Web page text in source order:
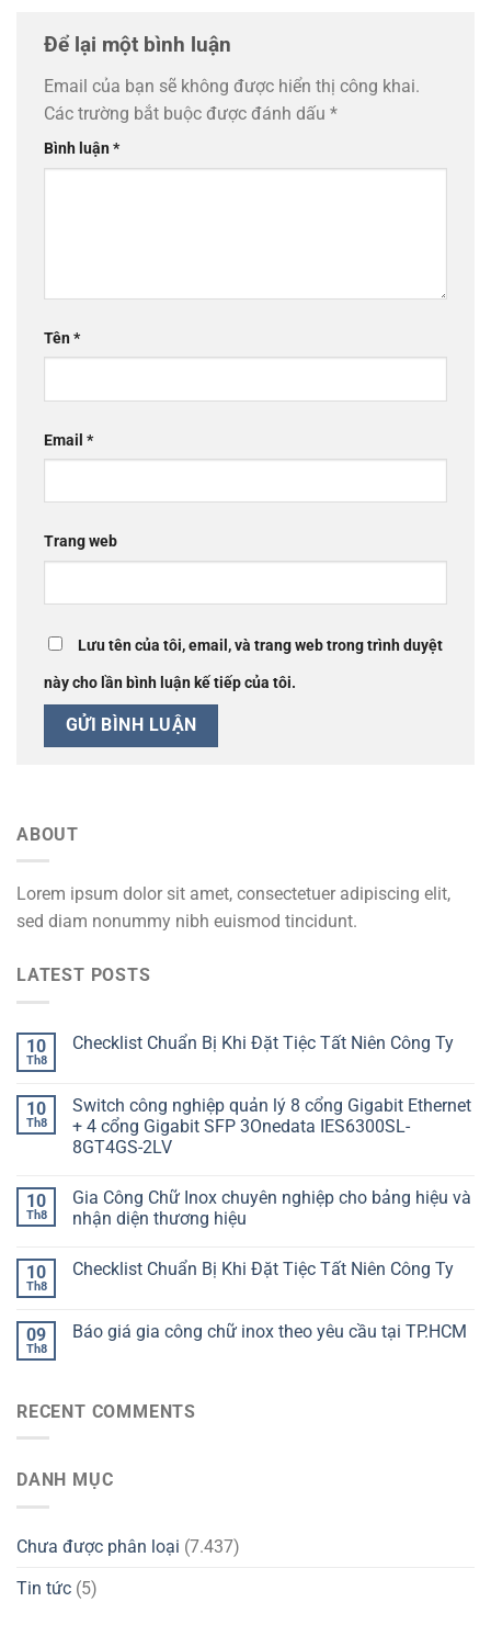
Để lại một bình luận
Email của bạn sẽ không được hiển thị công khai.
Các trường bắt buộc được đánh dấu *
Bình luận*
Tên*
Email *
Trang web
Lưu tên của tôi, email, và trang web trong trình duyệt
này cho lần bình luận kế tiếp của tôi.
ABOUT
Lorem ipsum dolor sit amet, consectetuer adipiscing elit,
sed diam nonummy nibh euismod tincidunt.
LATEST POSTS
10
Th8
Checklist Chuẩn Bị Khi Đặt Tiệc Tất Niên Công Ty
10
Th8
Switch công nghiệp quản lý 8 cổng Gigabit Ethernet
+ 4 cổng Gigabit SFP 3Onedata IES6300SL-
8GT4GS-2LV
10
Th8
Gia Công Chữ Inox chuyên nghiệp cho bảng hiệu và
nhận diện thương hiệu
10
Th8
Checklist Chuẩn Bị Khi Đặt Tiệc Tất Niên Công Ty
09
Th8
Báo giá gia công chữ inox theo yêu cầu tại TP.HCM
RECENT COMMENTS
DANH MỤC
Chưa được phân loại (7.437)
Tin tức (5)